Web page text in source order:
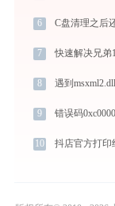
6 C盘清理之后
7
8 遇到
9 错误码
10